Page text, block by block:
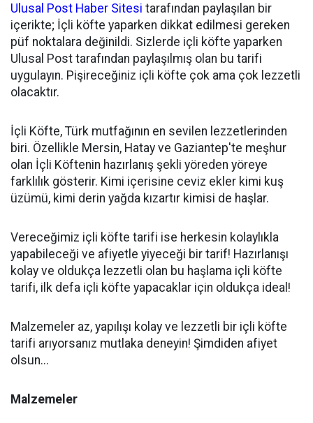
Ulusal Post Haber Sitesi tarafından paylaşılan bir
içerikte; İçli köfte yaparken dikkat edilmesi gereken
püf noktalara değinildi. Sizlerde içli köfte yaparken
Ulusal Post tarafından paylaşılmış olan bu tarifi
uygulayın. Pişireceğiniz içli köfte çok ama çok lezzetli
olacaktır.
İçli Köfte, Türk mutfağının en sevilen lezzetlerinden
biri. Özellikle Mersin, Hatay ve Gaziantep'te meşhur
olan İçli Köftenin hazırlanış şekli yöreden yöreye
farklılık gösterir. Kimi içerisine ceviz ekler kimi kuş
üzümü, kimi derin yağda kızartır kimisi de haşlar.
Vereceğimiz içli köfte tarifi ise herkesin kolaylıkla
yapabileceği ve afiyetle yiyeceği bir tarif! Hazırlanışı
kolay ve oldukça lezzetli olan bu haşlama içli köfte
tarifi, ilk defa içli köfte yapacaklar için oldukça ideal!
Malzemeler az, yapılışı kolay ve lezzetli bir içli köfte
tarifi arıyorsanız mutlaka deneyin! Şimdiden afiyet
olsun...
Malzemeler